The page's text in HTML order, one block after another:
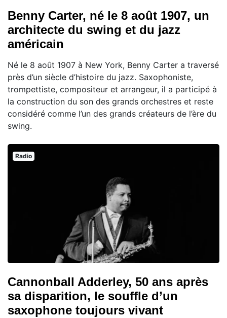
Benny Carter, né le 8 août 1907, un
architecte du swing et du jazz
américain
Né le 8 août 1907 à New York, Benny Carter a traversé
près d’un siècle d’histoire du jazz. Saxophoniste,
trompettiste, compositeur et arrangeur, il a participé à
la construction du son des grands orchestres et reste
considéré comme l’un des grands créateurs de l’ère du
swing.
Radio
Cannonball Adderley, 50 ans après
sa disparition, le souffle d’un
saxophone toujours vivant